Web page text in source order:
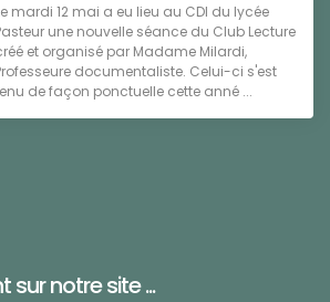
mardi 12 mai a eu lieu au CDI du lycée
une nouvelle séance du Club Lecture
et organisé par Madame Milardi,
documentaliste. Celui-ci s'est
de façon ponctuelle cette anné ...
sur notre site ...